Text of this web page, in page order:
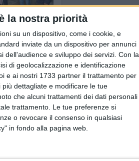
la nostra priorità
su un dispositivo, come i cookie, e
inviate da un dispositivo per annunci
dell'audience e sviluppo dei servizi. Con la
di geolocalizzazione e identificazione
e ai nostri 1733 partner il trattamento per
dettagliate e modificare le tue
che alcuni trattamenti dei dati personali
trattamento. Le tue preferenze si
o revocare il consenso in qualsiasi
in fondo alla pagina web.